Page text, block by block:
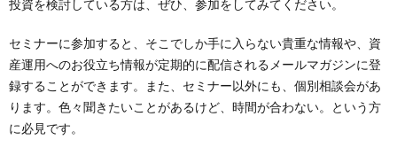
投資を検討している方は、ぜひ、参加をしてみてください。
セミナーに参加すると、そこでしか手に入らない貴重な情報や、資
産運用へのお役立ち情報が定期的に配信されるメールマガジンに登
録することができます。また、セミナー以外にも、個別相談会があ
ります。色々聞きたいことがあるけど、時間が合わない。という方
に必見です。